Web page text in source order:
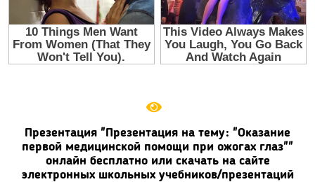
Презентация "Презентация на тему: "Оказание
первой медицинской помощи при ожогах глаз""
онлайн бесплатно или скачать на сайте
электронных школьных учебников/презентаций